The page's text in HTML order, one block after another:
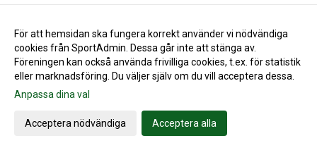
Handla på Sponsorhuset - både du och Tölö IF tjänar på
det!
2016-05-03 07:50
F19 match på Hamravallen nu på måndag 2/5 kl. 19.00 2016-04-29 17:28
Tölö IF i kvartsfinal i bingolottsförsäljning
Anmälan Tölöcupen
Spelstart på Hamravallen
För att hemsidan ska fungera korrekt använder vi nödvändiga
cookies från SportAdmin. Dessa går inte att stänga av.
Föreningen kan också använda frivilliga cookies, t.ex. för statistik
eller marknadsföring. Du väljer själv om du vill acceptera dessa.
Anpassa dina val
Acceptera nödvändiga Acceptera alla